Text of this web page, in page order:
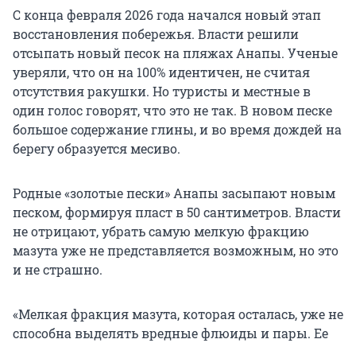
С конца февраля 2026 года начался новый этап
восстановления побережья. Власти решили
отсыпать новый песок на пляжах Анапы. Ученые
уверяли, что он на 100% идентичен, не считая
отсутствия ракушки. Но туристы и местные в
один голос говорят, что это не так. В новом песке
большое содержание глины, и во время дождей на
берегу образуется месиво.
Родные «золотые пески» Анапы засыпают новым
песком, формируя пласт в50 сантиметров. Власти
не отрицают, убрать самую мелкую фракцию
мазута уже не представляется возможным, но это
и не страшно.
«Мелкая фракция мазута, которая осталась, уже не
способна выделять вредные флюиды и пары. Ее